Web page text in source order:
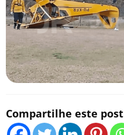
Compartilhe este post